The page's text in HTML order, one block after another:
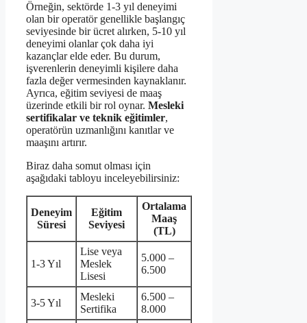
Örneğin, sektörde 1-3 yıl deneyimi
olan bir operatör genellikle başlangıç
seviyesinde bir ücret alırken, 5-10 yıl
deneyimi olanlar çok daha iyi
kazançlar elde eder. Bu durum,
işverenlerin deneyimli kişilere daha
fazla değer vermesinden kaynaklanır.
Ayrıca, eğitim seviyesi de maaş
üzerinde etkili bir rol oynar. Mesleki
sertifikalar ve teknik eğitimler,
operatörün uzmanlığını kanıtlar ve
maaşını artırır.
Biraz daha somut olması için
aşağıdaki tabloyu inceleyebilirsiniz:
Deneyim
Süresi
Eğitim
Seviyesi
Ortalama
Maaş
(TL)
1-3 Yıl
Lise veya
Meslek
Lisesi
5.000 –
6.500
3-5 Yıl
Mesleki
Sertifika
6.500 –
8.000